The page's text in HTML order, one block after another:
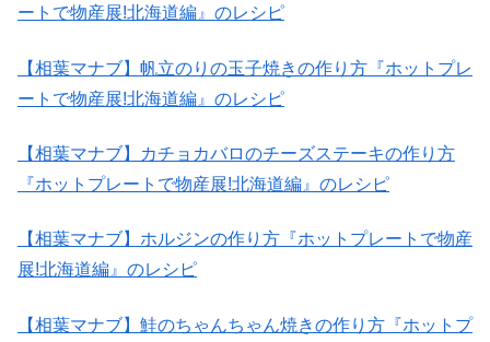
ートで物産展!北海道編』のレシピ
【相葉マナブ】帆立のりの玉子焼きの作り方『ホットプレ
ートで物産展!北海道編』のレシピ
【相葉マナブ】カチョカバロのチーズステーキの作り方
『ホットプレートで物産展!北海道編』のレシピ
【相葉マナブ】ホルジンの作り方『ホットプレートで物産
展!北海道編』のレシピ
【相葉マナブ】鮭のちゃんちゃん焼きの作り方『ホットプ